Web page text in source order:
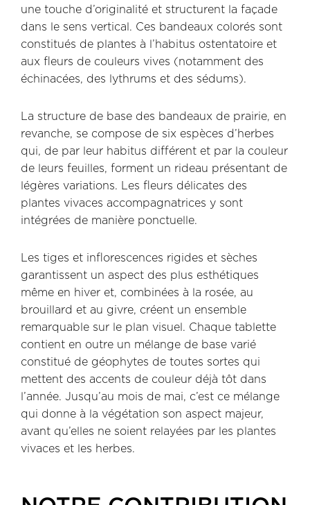
une touche d’originalité et structurent la façade
dans le sens vertical. Ces bandeaux colorés sont
constitués de plantes à l’habitus ostentatoire et
aux fleurs de couleurs vives (notamment des
échinacées, des lythrums et des sédums).
La structure de base des bandeaux de prairie, en
revanche, se compose de six espèces d’herbes
qui, de par leur habitus différent et par la couleur
de leurs feuilles, forment un rideau présentant de
légères variations. Les fleurs délicates des
plantes vivaces accompagnatrices y sont
intégrées de manière ponctuelle.
Les tiges et inflorescences rigides et sèches
garantissent un aspect des plus esthétiques
même en hiver et, combinées à la rosée, au
brouillard et au givre, créent un ensemble
remarquable sur le plan visuel. Chaque tablette
contient en outre un mélange de base varié
constitué de géophytes de toutes sortes qui
mettent des accents de couleur déjà tôt dans
l’année. Jusqu’au mois de mai, c’est ce mélange
qui donne à la végétation son aspect majeur,
avant qu’elles ne soient relayées par les plantes
vivaces et les herbes.